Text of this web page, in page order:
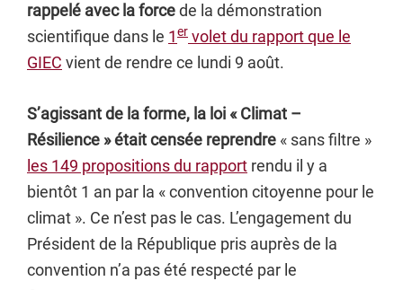
rappelé avec la forcede la démonstration
scientifique dans le 1er volet du rapport que le
GIEC vient de rendre ce lundi 9 août.
S’agissant de la forme, la loi « Climat –
Résilience » était censée reprendre « sans filtre »
les 149 propositions du rapport rendu il y a
bientôt 1 an par la « convention citoyenne pour le
climat ». Ce n’est pas le cas. L’engagement du
Président de la République pris auprès de la
convention n’a pas été respecté par le